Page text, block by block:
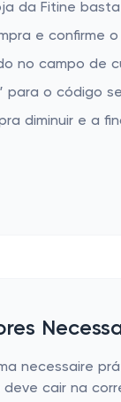
da Fitine
e confirme
no campo de
para o código
diminuir e a
necessaire
cair na